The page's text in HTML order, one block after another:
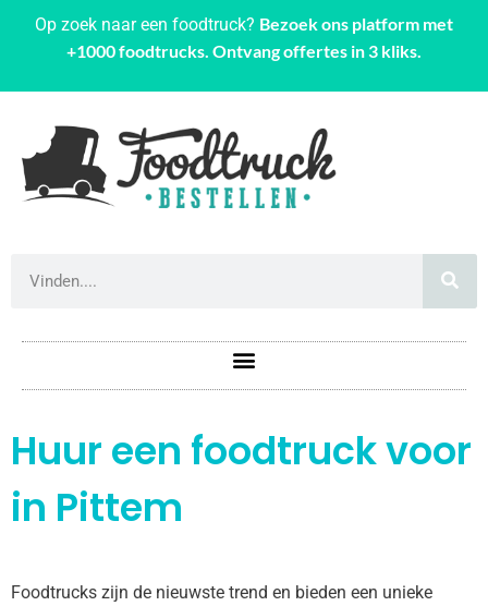
Op zoek naar een foodtruck? Bezoek ons platform met
+1000 foodtrucks. Ontvang offertes in 3 kliks.
Huur een foodtruck voor
in Pittem
Foodtrucks zijn de nieuwste trend en bieden een unieke